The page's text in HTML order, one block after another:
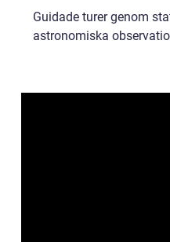
Guidade turer genom
astronomiska